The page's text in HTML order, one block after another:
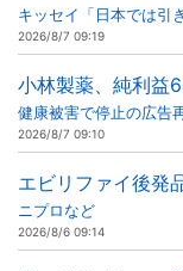
キッセイ「日本では引
2026/8/7 09:19
小林製薬、純利益
健康被害で停止の広告
2026/8/7 09:10
エビリファイ後発
ニプロなど
2026/8/6 09:14